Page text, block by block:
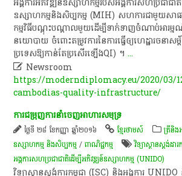
ឧស្សាហកម្មនិងសិប្បកម្ម (MIH) សហការជាមួយសាធា
កម្មវិធីបណ្តុះបណ្តាលមួយដើម្បីទាក់ទាញចំណាប់អារម្ម
នយោបាយ ចំពោះតម្រូវការនៃការធ្វើឲ្យហេដ្ឋារចនា
ប្រទេសឱ្យកាន់តែប្រសើរឡើងQI) ។...
 Newsroom
https://moderndiplomacy.eu/2020/03/
cambodias-quality-infrastructure/
ការជម្រុញការនាំចេញអាហារសមុទ្រ
ថ្ងៃទី ២៨ ខែកញ្ញា ឆ្នាំ២០១៦ ខ្មែរថាមស៍ ត្រី​និ
ឧស្សាហកម្ម និងសិប្បកម្ម /ពាណិជ្ជកម្ម វិទ្យាស្ថាន​ស្ដង់ដារ​
អង្គការសហប្រជាជាតិដើម្បីអភិវឌ្ឍន៍ឧស្សាហកម្ម (UNIDO)
វិទ្យាស្ថានស្តង់ការកម្ពុជា (ISC) និងអង្គការ UNIDO